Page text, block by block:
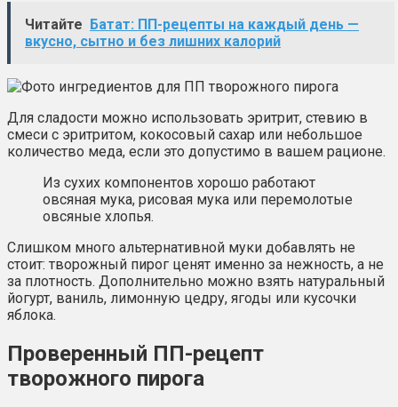
Читайте Батат: ПП-рецепты на каждый день —
вкусно, сытно и без лишних калорий
Для сладости можно использовать эритрит, стевию в
смеси с эритритом, кокосовый сахар или небольшое
количество меда, если это допустимо в вашем рационе.
Из сухих компонентов хорошо работают
овсяная мука, рисовая мука или перемолотые
овсяные хлопья.
Слишком много альтернативной муки добавлять не
стоит: творожный пирог ценят именно за нежность, а не
за плотность. Дополнительно можно взять натуральный
йогурт, ваниль, лимонную цедру, ягоды или кусочки
яблока.
Проверенный ПП-рецепт
творожного пирога